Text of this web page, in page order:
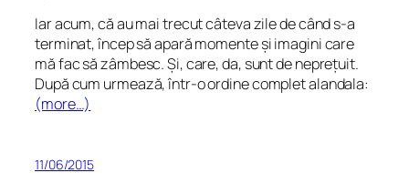
Iar acum, că au mai trecut câteva zile de când s-a
terminat, încep să apară momente și imagini care
mă fac să zâmbesc. Și, care, da, sunt de neprețuit.
După cum urmează, într-o ordine complet alandala:
(more…)
11/06/2015